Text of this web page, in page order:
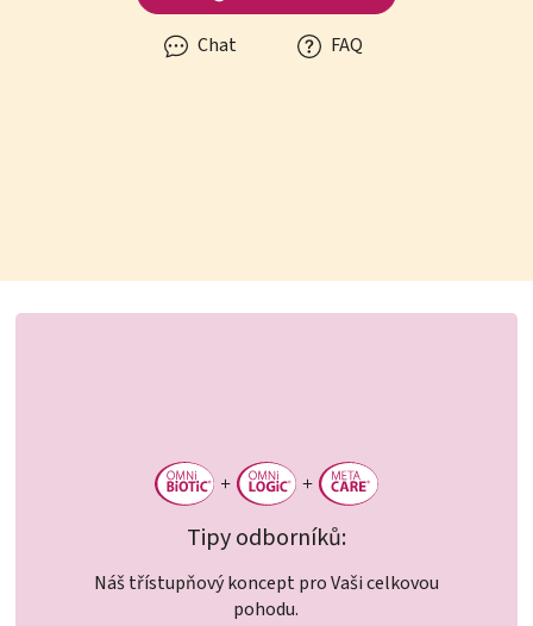
Chat FAQ
Tipy odborníků:
Náš třístupňový koncept pro Vaši celkovou
pohodu.